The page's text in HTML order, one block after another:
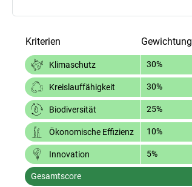
Kriterien Gewichtung
Klimaschutz 30%
Kreislauffähigkeit 30%
Biodiversität 25%
Ökonomische Effizienz 10%
Innovation 5%
Gesamtscore